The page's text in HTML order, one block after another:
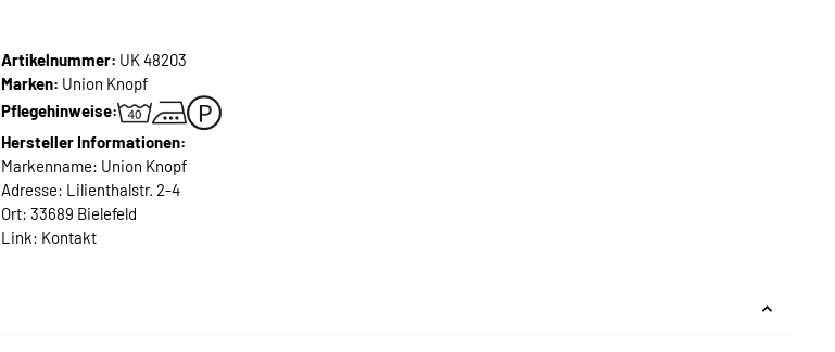
Artikelnummer: UK 48203
Marken: Union Knopf
Pflegehinweise:
Hersteller Informationen:
Markenname: Union Knopf
Adresse: Lilienthalstr. 2-4
Ort: 33689 Bielefeld
Link: Kontakt